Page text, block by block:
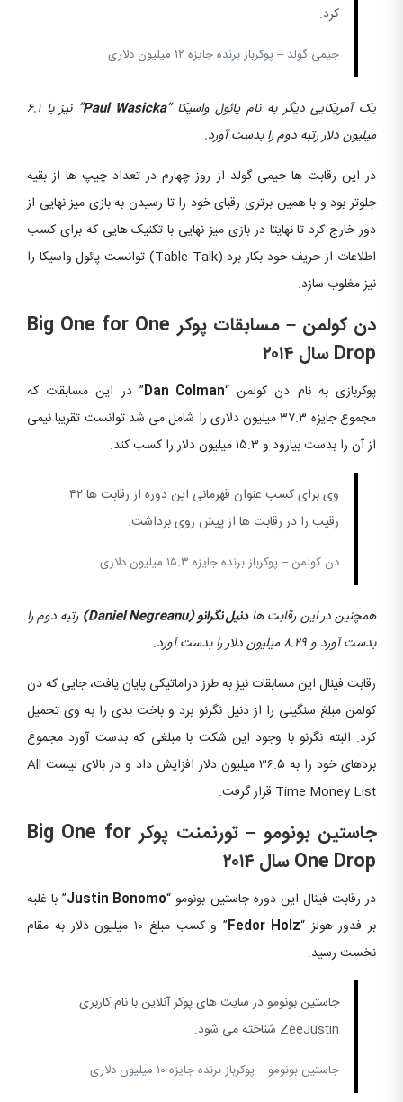
کرد.
جیمی گولد – پوکرباز برنده جایزه ۱۲ میلیون دلاری
یک آمریکایی دیگر به نام پائول واسیکا “Paul Wasicka
” نیز با ۶.۱
میلیون دلار رتبه دوم را بدست آورد.
در این رقابت ها جیمی گولد از روز چهارم در تعداد چیپ ها از بقیه
جلوتر بود و با همین برتری رقبای خود را تا رسیدن به بازی میز نهایی از
دور خارج کرد تا نهایتا در بازی میز نهایی با تکنیک هایی که برای کسب
اطلاعات از حریف خود بکار برد (Table Talk) توانست پائول واسیکا را
نیز مغلوب سازد.
دن کولمن – مسابقات پوکر Big One for One
Drop سال ۲۰۱۴
پوکربازی به نام دن کولمن “Dan Colman” در این مسابقات که
مجموع جایزه ۳۷.۳ میلیون دلاری را شامل می شد توانست تقریبا نیمی
از آن را بدست بیارود و ۱۵.۳ میلیون دلار را کسب کند.
وی برای کسب عنوان قهرمانی این دوره از رقابت ها ۴۲
رقیب را در رقابت ها از پیش روی برداشت.
دن کولمن – پوکرباز برنده جایزه ۱۵.۳ میلیون دلاری
همچنین در این رقابت هادنیل نگرانو (Daniel Negreanu)
رتبه دوم را
بدست آورد و ۸.۲۹ میلیون دلار را بدست آورد.
رقابت فینال این مسابقات نیز به طرز دراماتیکی پایان یافت، جایی که دن
کولمن مبلغ سنگینی را از دنیل نگرنو برد و باخت بدی را به وی تحمیل
کرد. البته نگرنو با وجود این شکت با مبلغی که بدست آورد مجموع
بردهای خود را به ۳۶.۵ میلیون دلار افزایش داد و در بالای لیست All
Time Money List قرار گرفت.
جاستین بونومو – تورنمنت پوکر Big One for
One Drop سال ۲۰۱۴
در رقابت فینال این دوره جاستین بونومو “Justin Bonomo” با غلبه
بر فدور هولز “Fedor Holz
” و کسب مبلغ ۱۰ میلیون دلار به مقام
نخست رسید.
جاستین بونومو در سایت های پوکر آنلاین با نام کاربری
ZeeJustin شناخته می شود.
جاستین بونومو – پوکرباز برنده جایزه ۱۰ میلیون دلاری